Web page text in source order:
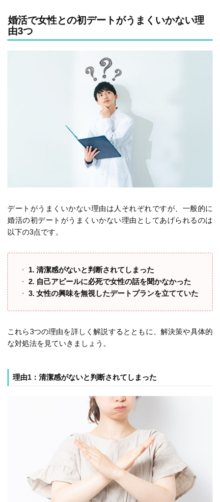
婚活で女性との初デートがうまくいかない理
由3つ
デートがうまくいかない理由は人それぞれですが、一般的に
婚活の初デートがうまくいかない理由としてあげられるのは
以下の3点です。
1. 清潔感がないと判断されてしまった
2. 自己アピールに必死で女性の話を聞かなかった
3. 女性の興味を無視したデートプランを立てていた
これら3つの理由を詳しく解説するとともに、解決策や具体的
な対処法を見ていきましょう。
理由1：清潔感がないと判断されてしまった